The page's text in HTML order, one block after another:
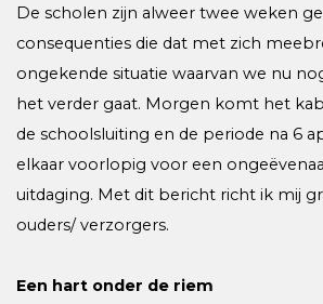
De scholen zijn alweer twee weken
consequenties die dat met zich
ongekende situatie waarvan we nu
het verder gaat. Morgen komt het
de schoolsluiting en de periode na 6
elkaar voorlopig voor een
uitdaging. Met dit bericht richt ik mij
ouders/ verzorgers.
Een hart onder de riem